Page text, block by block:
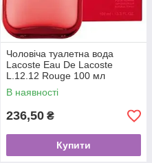
Чоловіча туалетна вода
Lacoste Eau De Lacoste
L.12.12 Rouge 100 мл
В наявності
236,50 ₴
Купити